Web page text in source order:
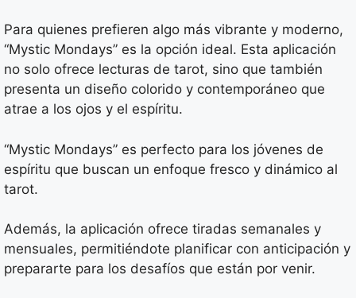
Para quienes prefieren algo más vibrante y moderno,
“Mystic Mondays” es la opción ideal. Esta aplicación
no solo ofrece lecturas de tarot, sino que también
presenta un diseño colorido y contemporáneo que
atrae a los ojos y el espíritu.
“Mystic Mondays” es perfecto para los jóvenes de
espíritu que buscan un enfoque fresco y dinámico al
tarot.
Además, la aplicación ofrece tiradas semanales y
mensuales, permitiéndote planificar con anticipación y
prepararte para los desafíos que están por venir.